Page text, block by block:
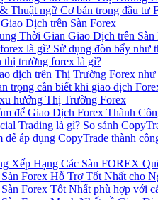
Thuật ngữ Cơ bản trong đầu tư
Dịch trên Sàn Forex
Thời Gian Giao Dịch trên Sàn
là gì? Sử dụng đòn bẩy như
thị trường forex là gì?
dịch trên Thị Trường Forex như
trọng cần biết khi giao dịch
hướng Thị Trường Forex
để Giao Dịch Forex Thành
Trading là gì? So sánh
để áp dụng CopyTrade thành
Xếp Hạng Các Sàn FOREX
Forex Hỗ Trợ Tốt Nhất cho
Forex Tốt Nhất phù hợp với